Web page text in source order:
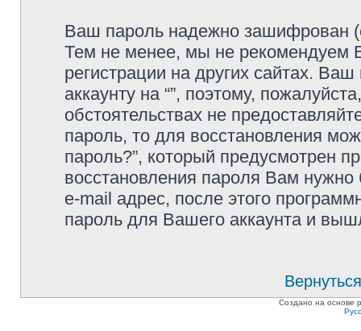
Ваш пароль надежно зашифрован
Тем не менее, мы не рекомендуем
регистрации на других сайтах.
аккаунту на “”, поэтому,
обстоятельствах не
пароль, то для восстановления
пароль?”, который предусмотрен
восстановления пароля Вам
e-mail адрес, после этого
пароль для Вашего аккаунта и
Создано на основе